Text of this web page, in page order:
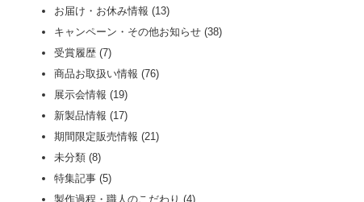
お届け・お休み情報 (13)
キャンペーン・その他お知らせ (38)
受賞履歴 (7)
商品お取扱い情報 (76)
展示会情報 (19)
新製品情報 (17)
期間限定販売情報 (21)
未分類 (8)
特集記事 (5)
製作過程・職人のこだわり (4)